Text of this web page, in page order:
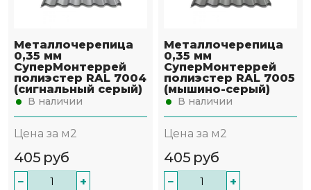
Металлочерепица
0,35 мм
СуперМонтеррей
полиэстер RAL 7004
(сигнальный серый)
В наличии
Цена за м2
405 руб
− +
Металлочерепица
0,35 мм
СуперМонтеррей
полиэстер RAL 7005
(мышино-серый)
В наличии
Цена за м2
405 руб
− +